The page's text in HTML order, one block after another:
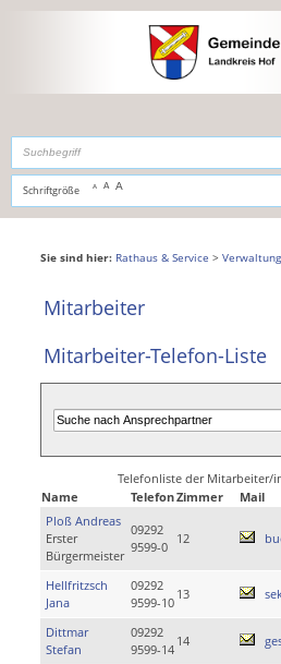
,zur Navigationoderzur Startseite
Schriftgröße A A A
Sie sind hier: Rathaus & Service > Verwaltung
Mitarbeiter
Mitarbeiter-Telefon-Liste
Telefonliste der Mitarbeiter/
Name
TelefonZimmer
Mail
Ploß Andreas
Erster
Bürgermeister
09292
9599-0
12
Hellfritzsch
Jana
09292
9599-10
13
Dittmar
Stefan
09292
9599-14
14